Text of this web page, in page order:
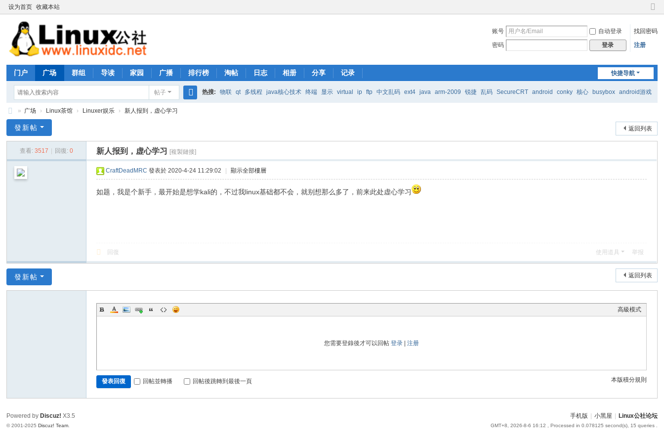
设为首页 收藏本站
切
到
账号 自动登录
找回密码
密码
登录 注册
快捷导航
门户 广场 群组 导读 家园 广播 排行榜 淘帖 日志 相册 分享 记录
帖子 热搜: 物联 qt 多线程 java核心技术 终端 显示 virtual ip ftp 中文乱码 ext4 java arm-2009 锐捷 乱码 SecureCRT android conky 核心 busybox android游戏
nu
公
» 广场 › Linux茶馆 › Linuxer娱乐 › 新人报到，虚心学习
返回列表
發新帖
查看: 3517 回復: 0 新人报到，虚心学习 [複製鏈接]
CraftDeadMRC 發表於 2020-4-24 11:29:02 顯示全部樓層
如题，我是个新手，最开始是想学kali的，不过我linux基础都不会，就别想那么多了，前来此处虚心学习
回復 使用道具 举报
返回列表
發新帖
高級模式
您需要登錄後才可以回帖登录 |注册
本版積分規則
發表回復 回帖並轉播 回帖後跳轉到最後一頁
手机版 小黑屋 Linux公社论坛
GMT+8, 2026-8-6 16:12 , Processed in 0.078125 second(s), 15 queries .
Powered by Discuz! X3.5
© 2001-2025Discuz! Team